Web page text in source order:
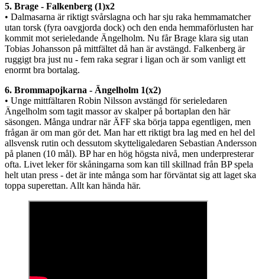
5. Brage - Falkenberg (1)x2
• Dalmasarna är riktigt svårslagna och har sju raka hemmamatcher
utan torsk (fyra oavgjorda dock) och den enda hemmaförlusten har
kommit mot serieledande Ängelholm. Nu får Brage klara sig utan
Tobias Johansson på mittfältet då han är avstängd. Falkenberg är
ruggigt bra just nu - fem raka segrar i ligan och är som vanligt ett
enormt bra bortalag.
6. Brommapojkarna - Ängelholm 1(x2)
• Unge mittfältaren Robin Nilsson avstängd för serieledaren
Ängelholm som tagit massor av skalper på bortaplan den här
säsongen. Många undrar när ÄFF ska börja tappa egentligen, men
frågan är om man gör det. Man har ett riktigt bra lag med en hel del
allsvensk rutin och dessutom skytteligaledaren Sebastian Andersson
på planen (10 mål). BP har en hög högsta nivå, men underpresterar
ofta. Livet leker för skåningarna som kan till skillnad från BP spela
helt utan press - det är inte många som har förväntat sig att laget ska
toppa superettan. Allt kan hända här.